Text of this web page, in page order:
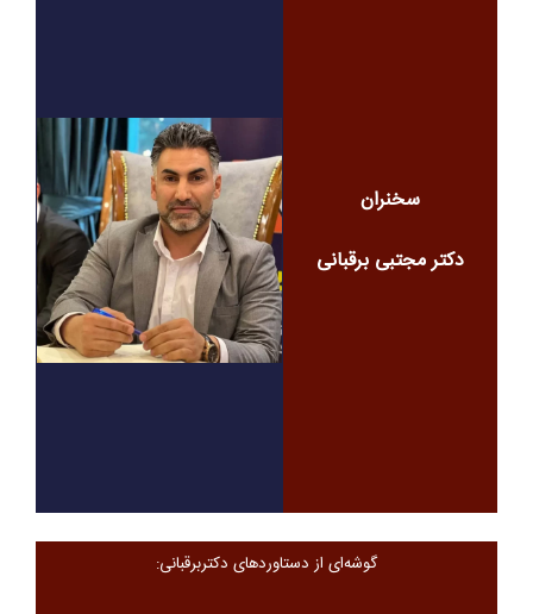
سخنران
دکتر مجتبیبرقبانی
گوشه‌ای از دستاوردهای دکتربرقبانی: